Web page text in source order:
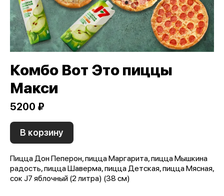
Комбо Вот Это пиццы
Макси
5200 ₽
В корзину
Пицца Дон Пеперон, пицца Маргарита, пицца Мышкина
радость, пицца Шаверма, пицца Детская, пицца Мясная,
сок J7 яблочный (2 литра) (38 см)